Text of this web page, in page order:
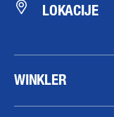
LOKACIJE
WINKLER